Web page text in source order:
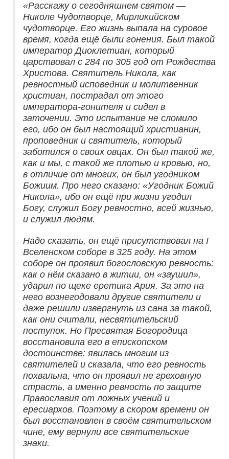
«Расскажу о сегодняшнем святом —
Николе Чудотворце, Мирликийском
чудотворце. Его жизнь выпала на суровое
время, когда ещё были гонения. Был такой
император Диоклетиан, который
царствовал с 284 по 305 год от Рождества
Христова. Святитель Никола, как
ревностный исповедник и молитвенник
христиан, пострадал от этого
императора-гонителя и сидел в
заточении. Это испытание не сломило
его, ибо он был настоящий христианин,
проповедник и святитель, который
заботился о своих овцах. Он был такой же,
как и мы, с такой же плотью и кровью, но,
в отличие от многих, он был угодником
Божиим. Про него сказано: «Угодник Божий
Никола», ибо он ещё при жизни угодил
Богу, служил Богу ревностно, всей жизнью,
и служил людям.
Надо сказать, он ещё присутствовал на I
Вселенском соборе в 325 году. На этом
соборе он проявил богословскую ревность:
как о нём сказано в житии, он «заушил»,
ударил по щеке еретика Ария. За это на
него вознегодовали другие святители и
даже решили извергнуть из сана за такой,
как они считали, несвятительский
поступок. Но Пресвятая Богородица
восстановила его в епископском
достоинстве: явилась многим из
святителей и сказала, что его ревность
похвальна, что он проявил не греховную
страсть, а именно ревность по защите
Православия от ложных учений и
ересиархов. Поэтому в скором времени он
был восстановлен в своём святительском
чине, ему вернули все святительские
знаки.